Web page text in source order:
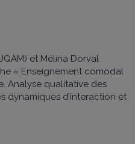
et Mélina Dorval
« Enseignement comodal
Analyse qualitative des
dynamiques d’interaction et